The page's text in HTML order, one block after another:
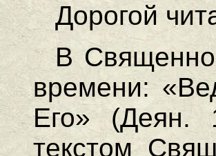
Дорогой
В
времени:
Его» (Деян.
текстом